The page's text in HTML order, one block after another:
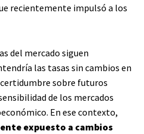
recientemente impulsó a los
del mercado siguen
las tasas sin cambios en
sobre futuros
de los mercados
En ese contexto,
expuesto a cambios